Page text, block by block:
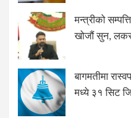
मन्त्रीको
खोजौं सुन,
बागमतीमा
मध्ये ३१ सिट